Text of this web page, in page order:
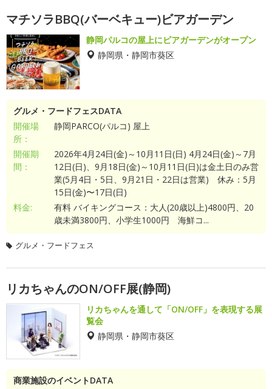
マチソラBBQ(バーベキュー)ビアガーデン
静岡パルコの屋上にビアガーデンがオープン
静岡県・静岡市葵区
グルメ・フードフェスDATA
開催場
所：
静岡PARCO(パルコ) 屋上
開催期
間：
2026年4月24日(金)～10月11日(日) 4月24日(金)～7月
12日(日)、9月18日(金)～10月11日(日)は金土日のみ営
業(5月4日・5日、9月21日・22日は営業) 休み：5月
15日(金)〜17日(日)
料金:
有料 バイキングコース：大人(20歳以上)4800円、20
歳未満3800円、小学生1000円 海鮮コ...
グルメ・フードフェス
リカちゃんのON/OFF展(静岡)
リカちゃんを通して「ON/OFF」を表現する展
覧会
静岡県・静岡市葵区
商業施設のイベントDATA